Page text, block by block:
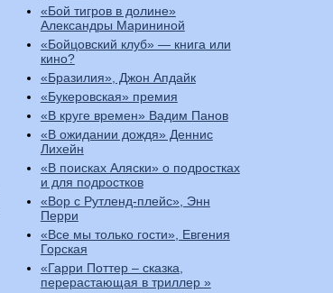
«Бой тигров в долине»
Александры Марининой
«Бойцовский клуб» — книга или
кино?
«Бразилия», Джон Апдайк
«Букеровская» премия
«В круге времен» Вадим Панов
«В ожидании дождя» Деннис
Лихейн
«В поисках Аляски» о подростках
и для подростков
«Вор с Рутленд-плейс», Энн
Перри
«Все мы только гости», Евгения
Горская
«Гарри Поттер – сказка,
перерастающая в триллер »